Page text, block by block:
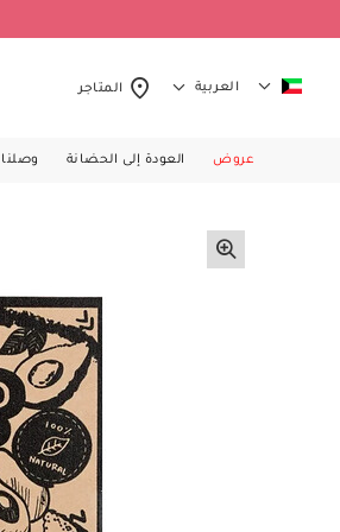
العربية المتاجر
عروض العودة إلى الحضانة وصلنا